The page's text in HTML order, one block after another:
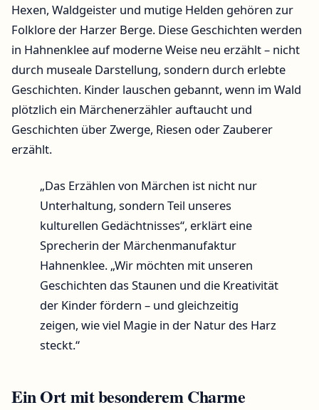
Hexen, Waldgeister und mutige Helden gehören zur
Folklore der Harzer Berge. Diese Geschichten werden
in Hahnenklee auf moderne Weise neu erzählt – nicht
durch museale Darstellung, sondern durch erlebte
Geschichten. Kinder lauschen gebannt, wenn im Wald
plötzlich ein Märchenerzähler auftaucht und
Geschichten über Zwerge, Riesen oder Zauberer
erzählt.
„Das Erzählen von Märchen ist nicht nur
Unterhaltung, sondern Teil unseres
kulturellen Gedächtnisses“, erklärt eine
Sprecherin der Märchenmanufaktur
Hahnenklee. „Wir möchten mit unseren
Geschichten das Staunen und die Kreativität
der Kinder fördern – und gleichzeitig
zeigen, wie viel Magie in der Natur des Harz
steckt.“
Ein Ort mit besonderem Charme